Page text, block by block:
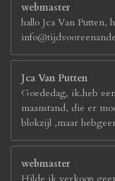
webmaster
hallo Jca Van Putten,
Jca Van Putten
Goededag, ik.heb
maanstand, die er
blokzijl ,maar
webmaster